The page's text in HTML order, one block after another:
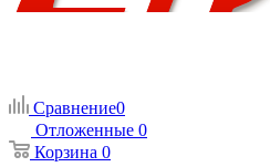
Сравнение0
Отложенные 0
Корзина 0